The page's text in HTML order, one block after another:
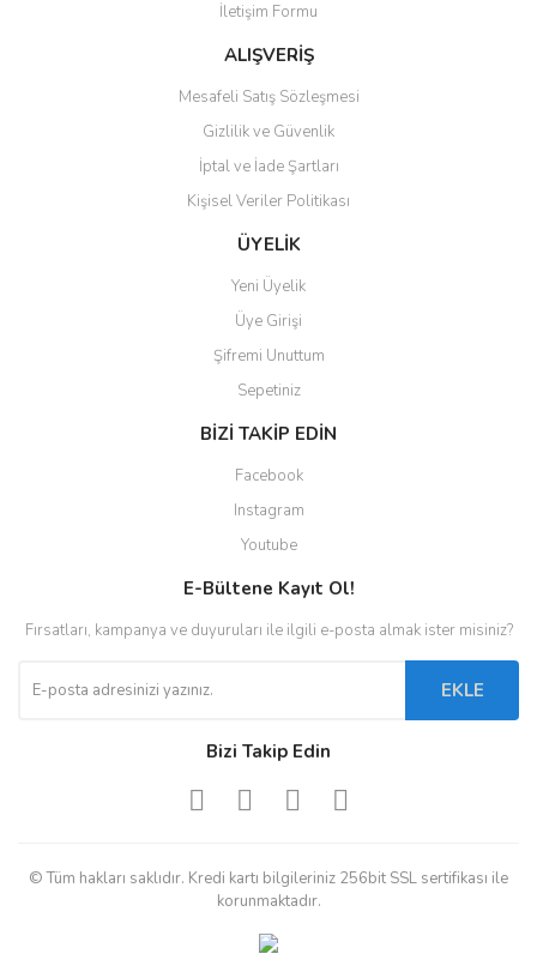
Ürün bilgilerinde hatalar bulunuyor.
Ürün fiyatı diğer sitelerden daha pahalı.
Gönder
İletişim Formu
ALIŞVERİŞ
Mesafeli Satış Sözleşmesi
Gizlilik ve Güvenlik
İptal ve İade Şartları
Kişisel Veriler Politikası
ÜYELİK
Yeni Üyelik
Üye Girişi
Şifremi Unuttum
Sepetiniz
BİZİ TAKİP EDİN
Facebook
Instagram
Youtube
E-Bültene Kayıt Ol!
Fırsatları, kampanya ve duyuruları ile ilgili e-posta almak ister misiniz?
EKLE
Bizi Takip Edin
© Tüm hakları saklıdır. Kredi kartı bilgileriniz 256bit SSL sertifikası ile
korunmaktadır.